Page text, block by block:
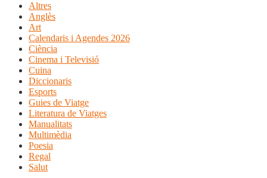
Altres
Anglès
Art
Calendaris i Agendes 2026
Ciència
Cinema i Televisió
Cuina
Diccionaris
Esports
Guies de Viatge
Literatura de Viatges
Manualitats
Multimèdia
Poesia
Regal
Salut